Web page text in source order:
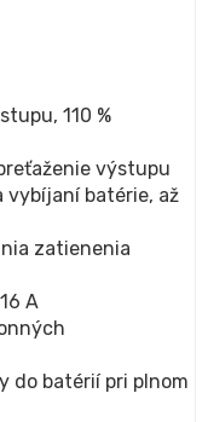
110 %
výstupu
vybíjaní batérie, až
zatienenia
A
do batérií pri plnom